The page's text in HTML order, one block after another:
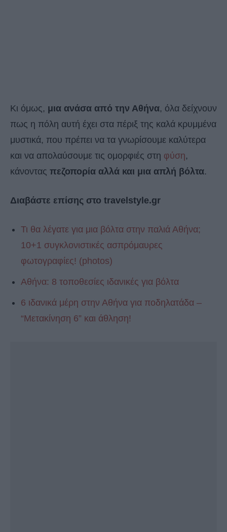
Κι όμως, μια ανάσα από την Αθήνα, όλα δείχνουν
πως η πόλη αυτή έχει στα πέριξ της καλά κρυμμένα
μυστικά, που πρέπει να τα γνωρίσουμε καλύτερα
και να απολαύσουμε τις ομορφιές στη φύση,
κάνοντας πεζοπορία αλλά και μια απλή βόλτα.
Διαβάστε επίσης στο travelstyle.gr
Τι θα λέγατε για μια βόλτα στην παλιά Αθήνα;
10+1 συγκλονιστικές ασπρόμαυρες
φωτογραφίες! (photos)
Αθήνα: 8 τοποθεσίες ιδανικές για βόλτα
6 ιδανικά μέρη στην Αθήνα για ποδηλατάδα –
“Μετακίνηση 6” και άθληση!